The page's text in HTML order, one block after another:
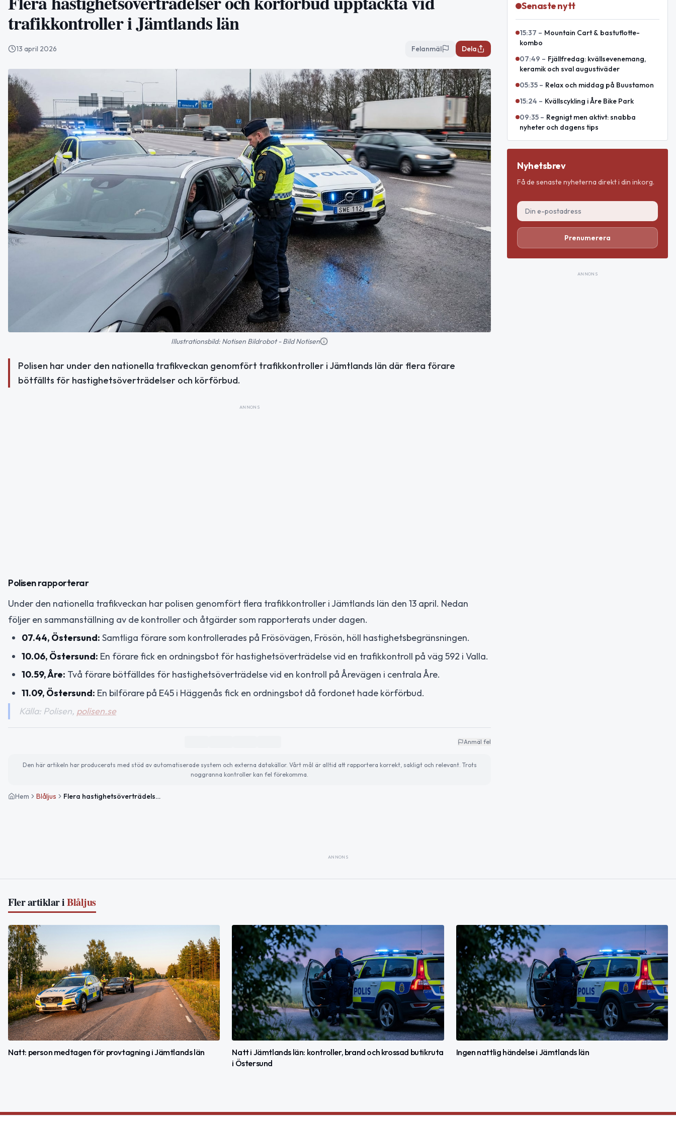
trafikkontroller i Jämtlands län
13 april 2026 Felanmäl Dela
Illustrationsbild: Notisen Bildrobot - Bild Notisen
Polisen har under den nationella trafikveckan genomfört trafikkontroller i Jämtlands län där flera förare
bötfällts för hastighetsöverträdelser och körförbud.
ANNONS
Polisen rapporterar
Under den nationella trafikveckan har polisen genomfört flera trafikkontroller i Jämtlands län den 13 april. Nedan
följer en sammanställning av de kontroller och åtgärder som rapporterats under dagen.
07.44, Östersund: Samtliga förare som kontrollerades på Frösövägen, Frösön, höll hastighetsbegränsningen.
10.06, Östersund: En förare fick en ordningsbot för hastighetsöverträdelse vid en trafikkontroll på väg 592 i Valla.
10.59, Åre: Två förare bötfälldes för hastighetsöverträdelse vid en kontroll på Årevägen i centrala Åre.
11.09, Östersund: En bilförare på E45 i Häggenås fick en ordningsbot då fordonet hade körförbud.
Källa: Polisen, polisen.se
Anmäl fel
Den här artikeln har producerats med stöd av automatiserade system och externa datakällor. Vårt mål är alltid att rapportera korrekt, sakligt och relevant. Trots
noggranna kontroller kan fel förekomma.
Hem Blåljus Flera hastighetsöverträdelser och körförbud upptäckta vid trafikkontroller i Jämtlands län
Senaste nytt
15:37 – Mountain Cart & bastuflotte-
kombo
07:49 – Fjällfredag: kvällsevenemang,
keramik och sval augustiväder
05:35 – Relax och middag på Buustamon
15:24 – Kvällscykling i Åre Bike Park
09:35 – Regnigt men aktivt: snabba
nyheter och dagens tips
Nyhetsbrev
Få de senaste nyheterna direkt i din inkorg.
Prenumerera
ANNONS
ANNONS
Fler artiklar iBlåljus
Natt: person medtagen för provtagning i Jämtlands län
Natt i Jämtlands län: kontroller, brand och krossad butikruta
i Östersund
Ingen nattlig händelse i Jämtlands län